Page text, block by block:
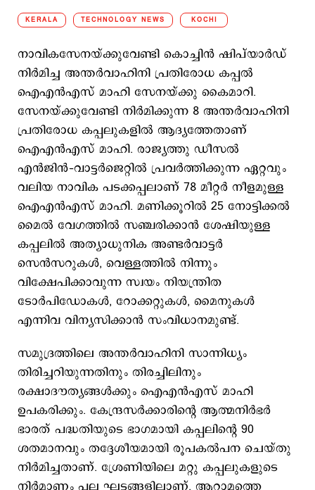
KERALA TECHNOLOGY NEWS KOCHI
നാവികസേനയ്ക്കുവേണ്ടി കൊച്ചിന്‍ ഷിപ്‍യാര്‍ഡ്
നിര്‍മിച്ച അന്തര്‍വാഹിനി പ്രതിരോധ കപ്പല്‍
ഐഎന്‍എസ് മാഹി സേനയ്ക്കു കൈമാറി.
സേനയ്ക്കുവേണ്ടി നിര്‍മിക്കുന്ന 8 അന്തര്‍വാഹിനി
പ്രതിരോധ കപ്പലുകളില്‍ ആദ്യത്തേതാണ്
ഐഎന്‍എസ് മാഹി. രാജ്യത്തു ഡീസല്‍
എന്‍ജിന്‍–വാട്ടര്‍ജെറ്റില്‍ പ്രവര്‍ത്തിക്കുന്ന ഏറ്റവും
വലിയ നാവിക പടക്കപ്പലാണ് 78 മീറ്റര്‍ നീളമുള്ള
ഐഎന്‍എസ് മാഹി. മണിക്കൂറില്‍ 25 നോട്ടിക്കല്‍
മൈല്‍ വേഗത്തില്‍ സഞ്ചരിക്കാന്‍ ശേഷിയുള്ള
കപ്പലില്‍ അത്യാധുനിക അണ്ടര്‍വാട്ടര്‍
സെന്‍സറുകള്‍, വെള്ളത്തില്‍ നിന്നും
വിക്ഷേപിക്കാവുന്ന സ്വയം നിയന്ത്രിത
ടോര്‍പിഡോകള്‍, റോക്കറ്റുകള്‍, മൈനുകള്‍
എന്നിവ വിന്യസിക്കാന്‍ സംവിധാനമുണ്ട്.
സമുദ്രത്തിലെ അന്തര്‍വാഹിനി സാന്നിധ്യം
തിരിച്ചറിയുന്നതിനും തിരച്ചിലിനും
രക്ഷാദൗത്യങ്ങള്‍ക്കും ഐഎന്‍എസ് മാഹി
ഉപകരിക്കും. കേന്ദ്രസര്‍ക്കാരിന്‍റെ ആത്മനിര്‍ഭര്‍
ഭാരത് പദ്ധതിയുടെ ഭാഗമായി കപ്പലിന്‍റെ 90
ശതമാനവും തദ്ദേശീയമായി രൂപകല്‍പന ചെയ്തു
നിര്‍മിച്ചതാണ്. ശ്രേണിയിലെ മറ്റു കപ്പലുകളുടെ
നിര്‍മാണം പല ഘട്ടങ്ങളിലാണ്. ആറാമത്തെ